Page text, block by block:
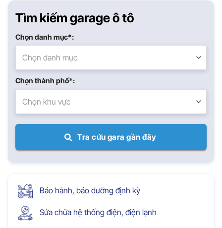
Tìm kiếm garage ô tô
Chọn danh mục*:
Chọn danh mục
Chọn thành phố*:
Chọn khu vực
Tra cứu gara gần đây
Bảo hành, bảo dưỡng định kỳ
Sửa chữa hệ thống điện, điện lạnh